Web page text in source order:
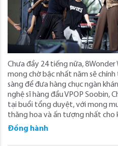
Chưa đầy 24 tiếng nữa,
mong chờ bậc nhất năm sẽ
sàng để đưa hàng chục ngàn
nghệ sĩ hàng đầu VPOP Soobin,
tại buổi tổng duyệt, với mong
thăng hoa và ấn tượng nhất cho
Đồng hành